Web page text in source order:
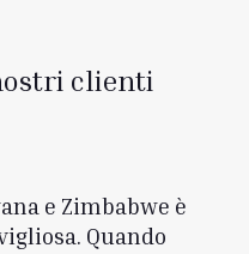
clienti
e Zimbabwe è
Quando